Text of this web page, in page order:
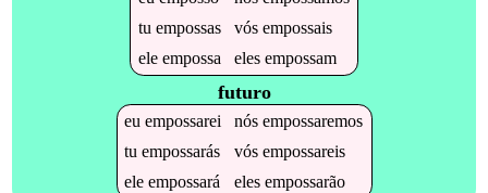
tu empossas vós empossais
ele empossa eles empossam
futuro
euempossarei nósempossaremos
tuempossarás vósempossareis
eleempossará elesempossarão